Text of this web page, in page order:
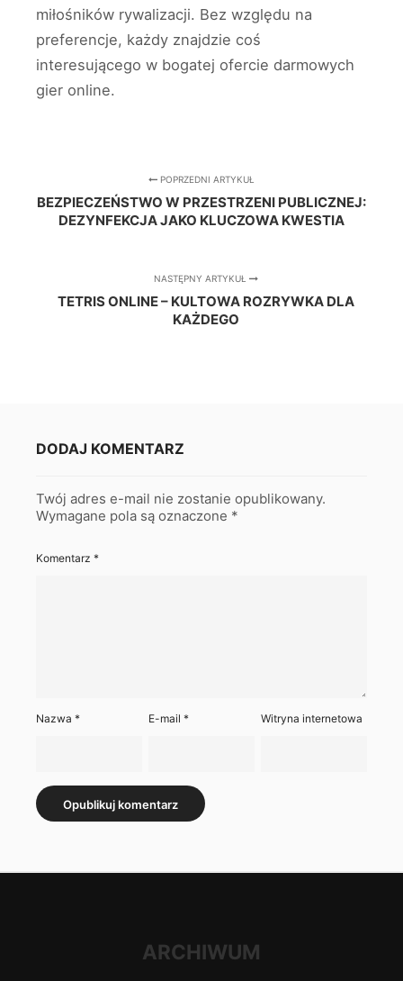
miłośników rywalizacji. Bez względu na
preferencje, każdy znajdzie coś
interesującego w bogatej ofercie darmowych
gier online.
POPRZEDNI ARTYKUŁ
BEZPIECZEŃSTWO W PRZESTRZENI PUBLICZNEJ:
DEZYNFEKCJA JAKO KLUCZOWA KWESTIA
NASTĘPNY ARTYKUŁ
TETRIS ONLINE – KULTOWA ROZRYWKA DLA
KAŻDEGO
DODAJ KOMENTARZ
Twój adres e-mail nie zostanie opublikowany.
Wymagane pola są oznaczone *
Komentarz *
Nazwa * E-mail* Witryna internetowa
ARCHIWUM